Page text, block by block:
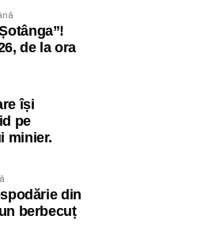
pe Bulevardul Libertății
„Mondial” și Casa
ziua de luni, 10 august, ora
între orele 15:00-
august, între orele 06:00-
va fi închis total circulației
RECLAMA
de la ora
își
pe
minier.
din
berbecuț